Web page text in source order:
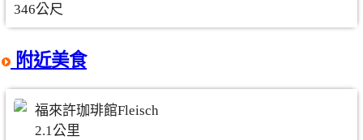
346公尺
附近美食
福來許珈琲館Fleisch
2.1公里